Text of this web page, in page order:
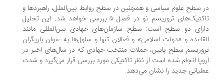
سطح علوم سیاسی و همچنین در سطح روابط بین‌الملل، راهبردها و
تاکتیک‌های تروریسم نو در فصل ۵ بررسی خواهد شد. این تحلیل
دو سطح است: سطح سازمان‌های جهادی بین‌المللی مانند
و «دولت اسلامی» و فعالان تنها و سلول‌ها به عنوان بازیگران
سطح پایین، حملات منتخب جهادی که در سال‌های اخیر در
انجام شده است از نظر تاکتیکی مورد بررسی قرار می‌گیرد و شدت
جدید را نشان می‌دهد.